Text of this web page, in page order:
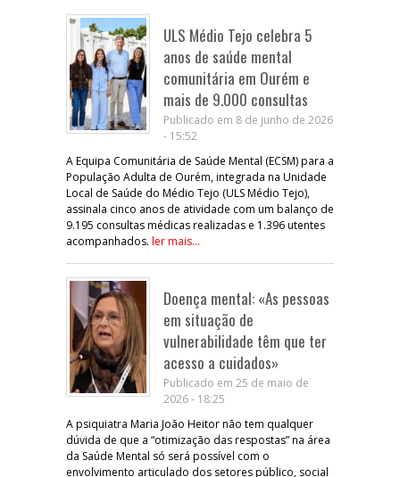
ULS Médio Tejo celebra 5
anos de saúde mental
comunitária em Ourém e
mais de 9.000 consultas
Publicado em 8 de junho de 2026
- 15:52
A Equipa Comunitária de Saúde Mental (ECSM) para a
População Adulta de Ourém, integrada na Unidade
Local de Saúde do Médio Tejo (ULS Médio Tejo),
assinala cinco anos de atividade com um balanço de
9.195 consultas médicas realizadas e 1.396 utentes
acompanhados. ler mais...
Doença mental: «As pessoas
em situação de
vulnerabilidade têm que ter
acesso a cuidados»
Publicado em 25 de maio de
2026 - 18:25
A psiquiatra Maria João Heitor não tem qualquer
dúvida de que a “otimização das respostas” na área
da Saúde Mental só será possível com o
envolvimento articulado dos setores público, social